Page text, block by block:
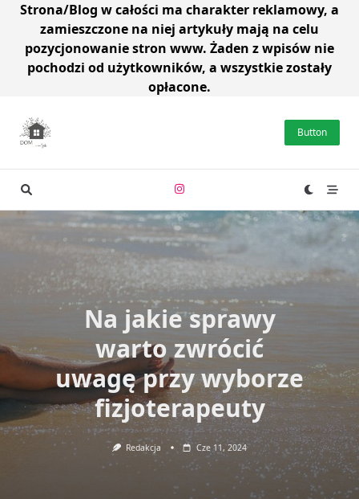
Strona/Blog w całości ma charakter reklamowy, a
zamieszczone na niej artykuły mają na celu
pozycjonowanie stron www. Żaden z wpisów nie
pochodzi od użytkowników, a wszystkie zostały
opłacone.
content
Button
Na jakie sprawy
warto zwrócić
uwagę przy wyborze
fizjoterapeuty
Redakcja Cze 11, 2024